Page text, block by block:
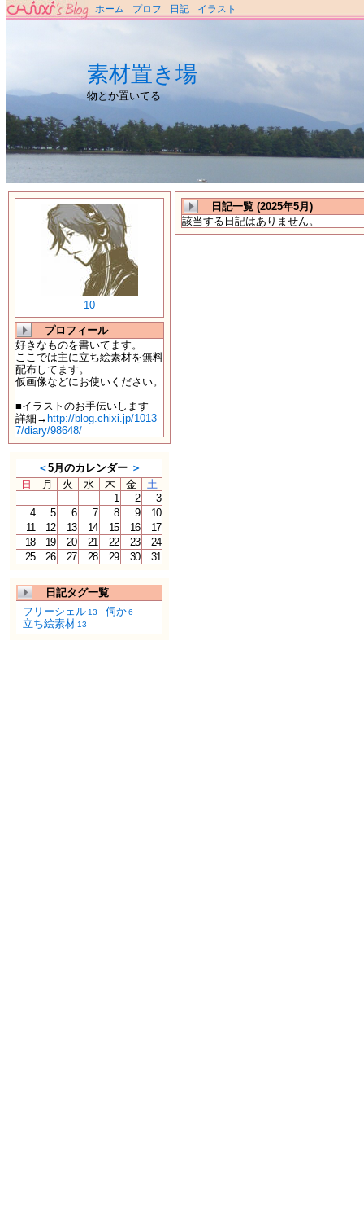
ホーム プロフ 日記 イラスト
素材置き場
物とか置いてる
10
プロフィール
好きなものを書いてます。
ここでは主に立ち絵素材を無料
配布してます。
仮画像などにお使いください。
■イラストのお手伝いします
詳細→ http://blog.chixi.jp/1013
7/diary/98648/
＜5月のカレンダー ＞
日
月 火 水 木 金
土
1
2
3
4
5 6 7 8 9
10
11
12 13 14 15 16
17
18
19 20 21 22 23
24
25
26 27 28 29 30 31
日記タグ一覧
フリーシェル 13 伺か6
立ち絵素材 13
日記一覧 (2025年5月)
該当する日記はありません。